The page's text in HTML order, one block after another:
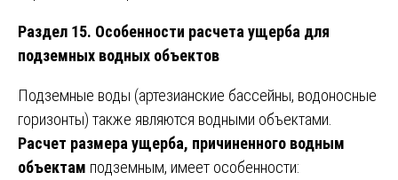
Раздел 15. Особенности расчета ущерба для
подземных водных объектов
Подземные воды (артезианские бассейны, водоносные
горизонты) также являются водными объектами.
Расчет размера ущерба, причиненного водным
объектам подземным, имеет особенности: